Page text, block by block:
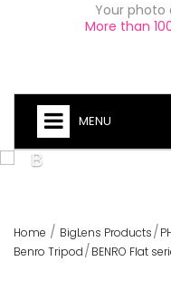
Your photo
More than
MENU
Home BigLens Products
Benro Tripod
BENRO Flat